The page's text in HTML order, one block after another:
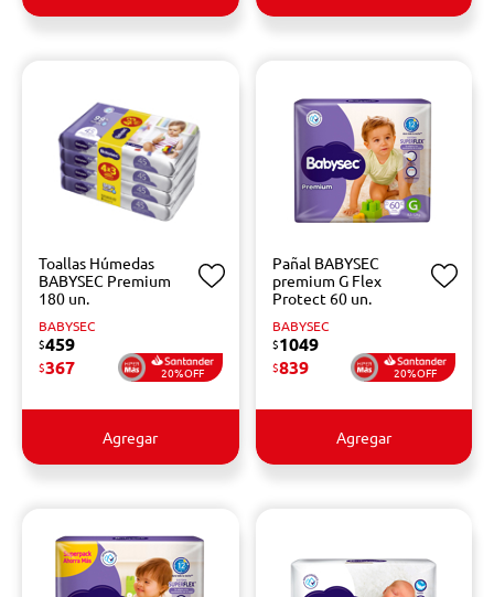
Toallas Húmedas
BABYSEC Premium
180 un.
BABYSEC
$459
$367 20%OFF
Agregar
Pañal BABYSEC
premium G Flex
Protect 60 un.
BABYSEC
$1049
$839 20%OFF
Agregar